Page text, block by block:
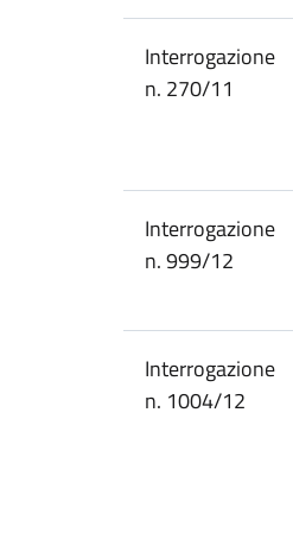
Interrogazione
n. 270/11
Interrogazione
n. 999/12
Interrogazione
n. 1004/12